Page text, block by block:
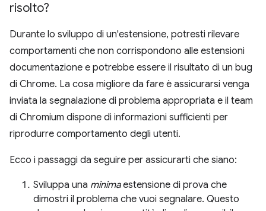
risolto?
Durante lo sviluppo di un'estensione, potresti rilevare
comportamenti che non corrispondono alle estensioni
documentazione e potrebbe essere il risultato di un bug
di Chrome. La cosa migliore da fare è assicurarsi venga
inviata la segnalazione di problema appropriata e il team
di Chromium dispone di informazioni sufficienti per
riprodurre comportamento degli utenti.
Ecco i passaggi da seguire per assicurarti che siano:
Sviluppa una minimaestensione di prova che
dimostri il problema che vuoi segnalare. Questo